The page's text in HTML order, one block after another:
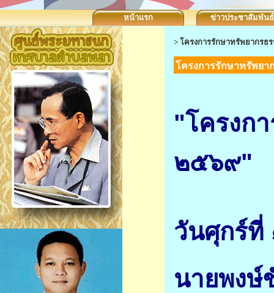
หน้าแรก ข่าวประชาสัมพันธ์
> โครงการรักษาทรัพยากรธ
โครงการรักษาทรัพย
"โครงก
๒๕๖๙"
วันศุกร์ที่
นายพงษ์